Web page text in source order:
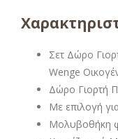
Σετ Δώρο
Wenge
Δώρο Γιορτή
Με επιλογή
Μολυβοθήκη